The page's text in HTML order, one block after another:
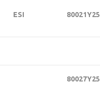
ESI 80021Υ25
80027Υ25